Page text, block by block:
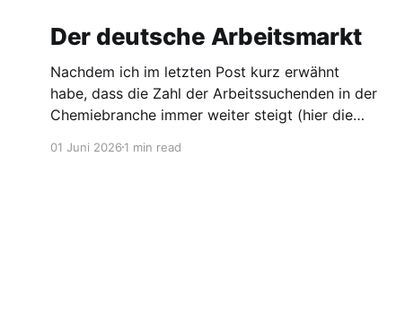
Der deutsche Arbeitsmarkt
Nachdem ich im letzten Post kurz erwähnt
habe, dass die Zahl der Arbeitssuchenden in der
Chemiebranche immer weiter steigt (hier die
den gesamten Arbeitsmarkt werfen. Laut
01 Juni 20261 min read